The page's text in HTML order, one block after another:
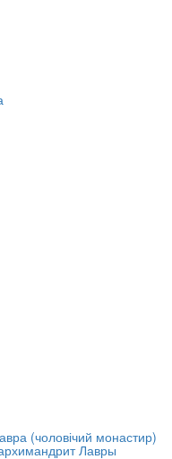
(чоловічий монастир)
Лавры